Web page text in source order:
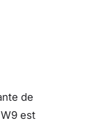
de
est